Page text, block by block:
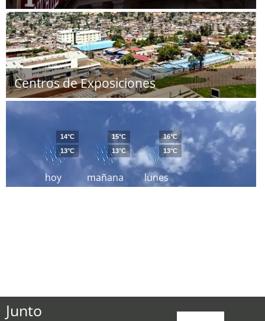
Centros de Exposiciones
hoy
14°C
13°C
mañana
15°C
13°C
lunes
16°C
13°C
Junto